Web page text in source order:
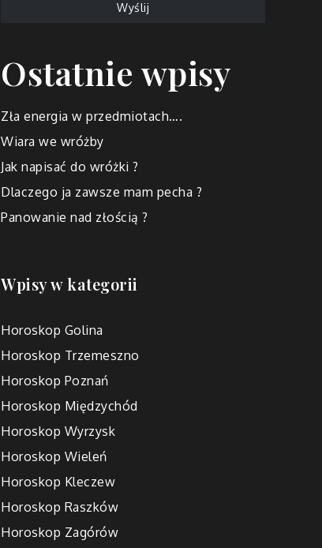
Ostatnie wpisy
Zła energia w przedmiotach….
Wiara we wróżby
Jak napisać do wróżki ?
Dlaczego ja zawsze mam pecha ?
Panowanie nad złością ?
Wpisy w kategorii
Horoskop Golina
Horoskop Trzemeszno
Horoskop Poznań
Horoskop Międzychód
Horoskop Wyrzysk
Horoskop Wieleń
Horoskop Kleczew
Horoskop Raszków
Horoskop Zagórów